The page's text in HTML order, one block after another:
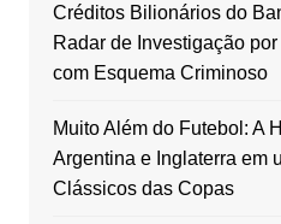
Créditos Bilionários do
Radar de Investigação
com Esquema Criminoso
Muito Além do Futebol: A
Argentina e Inglaterra em
Clássicos das Copas